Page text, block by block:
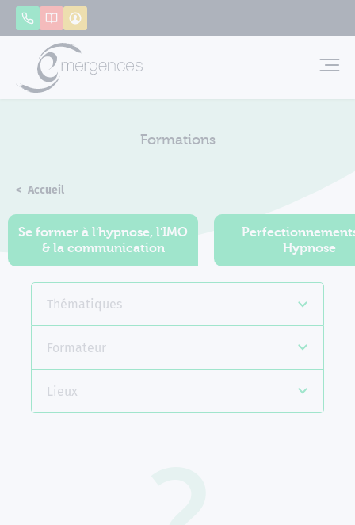
AppelerCatalogue
Formations
Accueil
Se former à l'hypnose, l'IMO
& la communication
Hypnose
Thématiques
Formateur
Lieux
Panneau de gestion des cookies